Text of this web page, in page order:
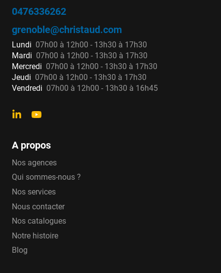
0476336262
grenoble@christaud.com
Lundi 07h00 à 12h00 - 13h30 à 17h30
Mardi 07h00 à 12h00 - 13h30 à 17h30
Mercredi 07h00 à 12h00 - 13h30 à 17h30
Jeudi 07h00 à 12h00 - 13h30 à 17h30
Vendredi 07h00 à 12h00 - 13h30 à 16h45
A propos
Nos agences
Qui sommes-nous ?
Nos services
Nous contacter
Nos catalogues
Notre histoire
Blog